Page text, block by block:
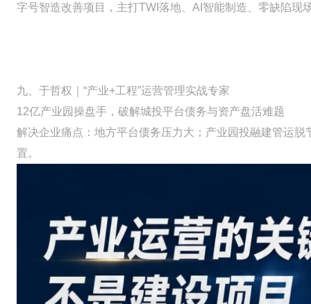
字号智造改善项目，主打TWI落地、AI智能制造、零缺陷
九、于哲权｜“产业+工程”运营管理实战专家
12亿产业园操盘手，破解城投平台债务与资产盘活难题
解决企业痛点：地方平台债务压力大；产业园投融建管运
置。